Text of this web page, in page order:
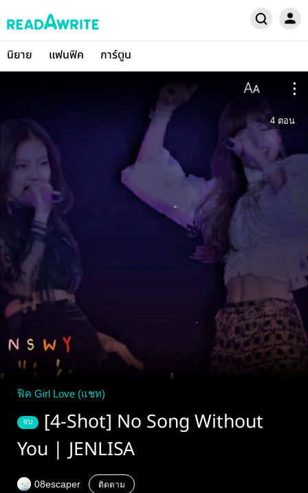
นิยาย แฟนฟิค การ์ตูน
4 ตอน
ฟิค Girl Love (แชท)
จบ
[4-Shot] No Song Without
You | JENLISA
08escaper ติดตาม